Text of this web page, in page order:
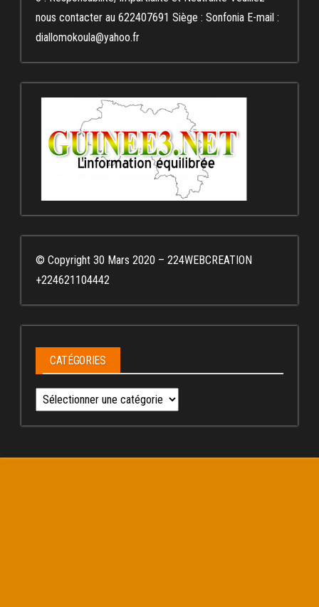
nous contacter au 622407691 Siège : Sonfonia E-mail :
diallomokoula@yahoo.fr
© Copyright 30 Mars 2020 – 224WEBCREATION
+224621104442
CATÉGORIES
Catégories